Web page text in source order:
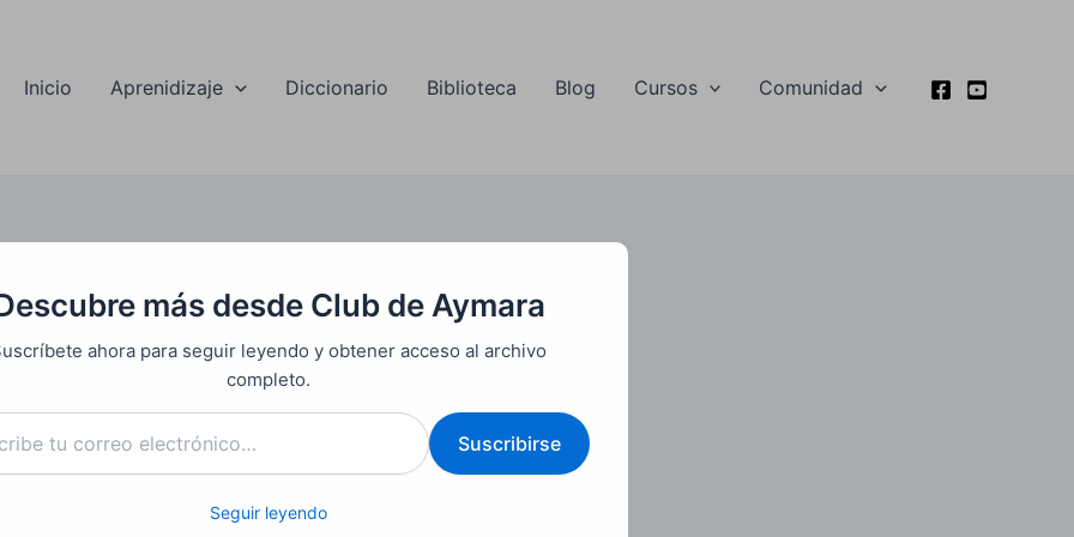
Inicio Aprenidizaje Diccionario Biblioteca Blog Cursos Comunidad
más desde Club de Aymara
ahora para seguir leyendo y obtener acceso al archivo
completo.
Suscribirse
Seguir leyendo